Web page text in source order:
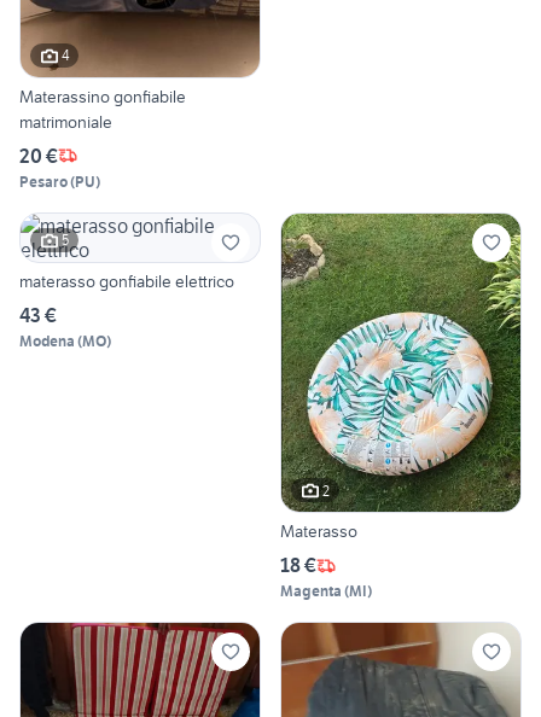
4
Materassino gonfiabile
matrimoniale
20 €
Pesaro(PU)
5
materasso gonfiabile elettrico
43 €
Modena (MO)
2
Materasso
18 €
Magenta (MI)